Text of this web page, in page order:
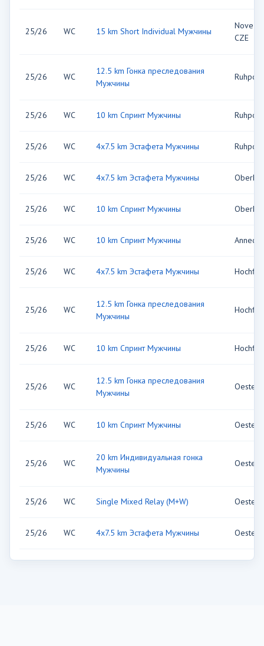
25/26 WC 15 km Short Individual Мужчины
Nove
CZE
25/26 WC
12.5 km Гонка преследования
Мужчины
25/26 WC 10 km Спринт Мужчины
25/26 WC 4x7.5 km Эстафета Мужчины
25/26 WC 4x7.5 km Эстафета Мужчины
25/26 WC 10 km Спринт Мужчины
25/26 WC 10 km Спринт Мужчины Annecy,
25/26 WC 4x7.5 km Эстафета Мужчины
25/26 WC
12.5 km Гонка преследования
Мужчины
25/26 WC 10 km Спринт Мужчины
25/26 WC
12.5 km Гонка преследования
Мужчины
25/26 WC 10 km Спринт Мужчины
25/26 WC
20 km Индивидуальная гонка
Мужчины
25/26 WC Single Mixed Relay (M+W)
25/26 WC 4x7.5 km Эстафета Мужчины